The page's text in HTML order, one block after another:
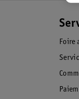
Foire